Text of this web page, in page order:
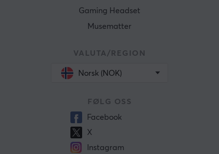
Gaming Headset
Musematter
VALUTA/REGION
Norsk (NOK)
FØLG OSS
Facebook
X
Instagram